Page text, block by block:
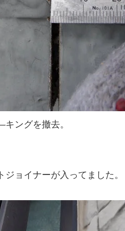
ングを撤去。
ョイナーが入ってました。